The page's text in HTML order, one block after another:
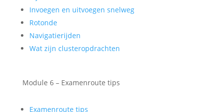
Invoegen en uitvoegen snelweg
Rotonde
Navigatierijden
Wat zijn clusteropdrachten
Module 6 – Examenroute tips
Examenroute tips